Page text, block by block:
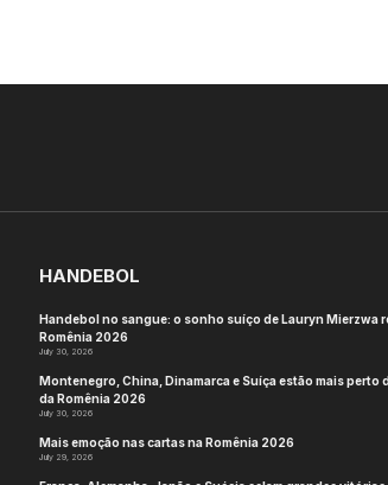
HANDEBOL
Handebol no sangue: o sonho suíço de Lauryn Mierzwa
Romênia 2026
July 30, 2026
Montenegro, China, Dinamarca e Suíça estão mais perto
da Romênia 2026
July 30, 2026
Mais emoção nas cartas na Romênia 2026
July 29, 2026